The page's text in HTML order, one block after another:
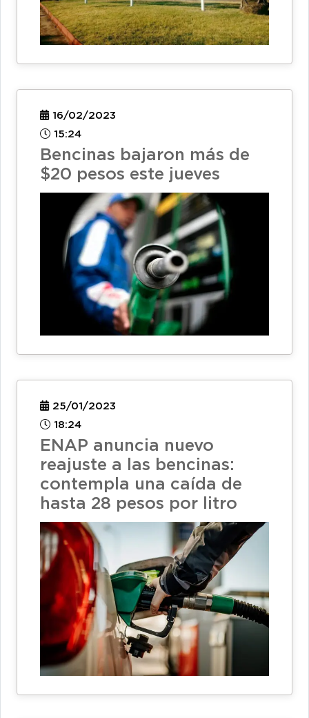
16/02/2023
15:24
Bencinas bajaron más de
$20 pesos este jueves
25/01/2023
18:24
ENAP anuncia nuevo
reajuste a las bencinas:
contempla una caída de
hasta 28 pesos por litro